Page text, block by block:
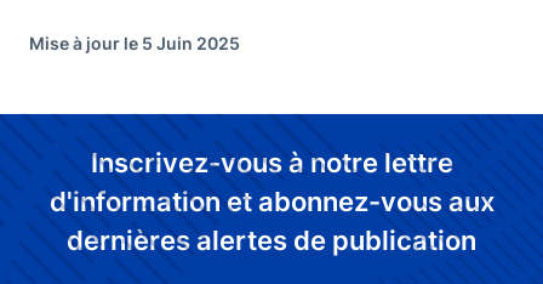
Mise à jour le 5 Juin 2025
Inscrivez-vous à notre lettre
d'information et abonnez-vous aux
dernières alertes de publication